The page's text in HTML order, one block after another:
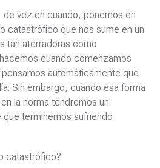
vez en cuando, ponemos en
catastrófico que nos sume en un
tan aterradoras como
cuando comenzamos
automáticamente que
Sin embargo, cuando esa forma
la norma tendremos un
terminemos sufriendo
catastrófico?